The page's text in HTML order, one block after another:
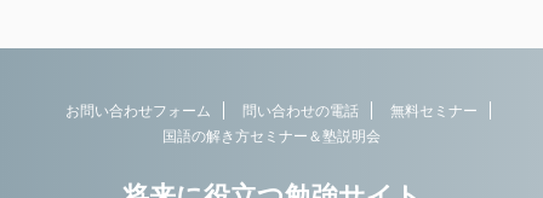
お問い合わせフォーム 問い合わせの電話
無料セミナー
国語の解き方セミナー＆塾説明会